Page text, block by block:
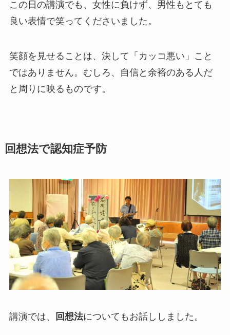
この日の講演でも、女性に負けず、男性もとても
良い表情で笑ってくださいました。
笑顔を見せることは、決して「カッコ悪い」こと
ではありません。むしろ、自信と余裕のある人だ
と周りに映るものです。
回想法で認知症予防
講演では、 回想法についてもお話ししました。